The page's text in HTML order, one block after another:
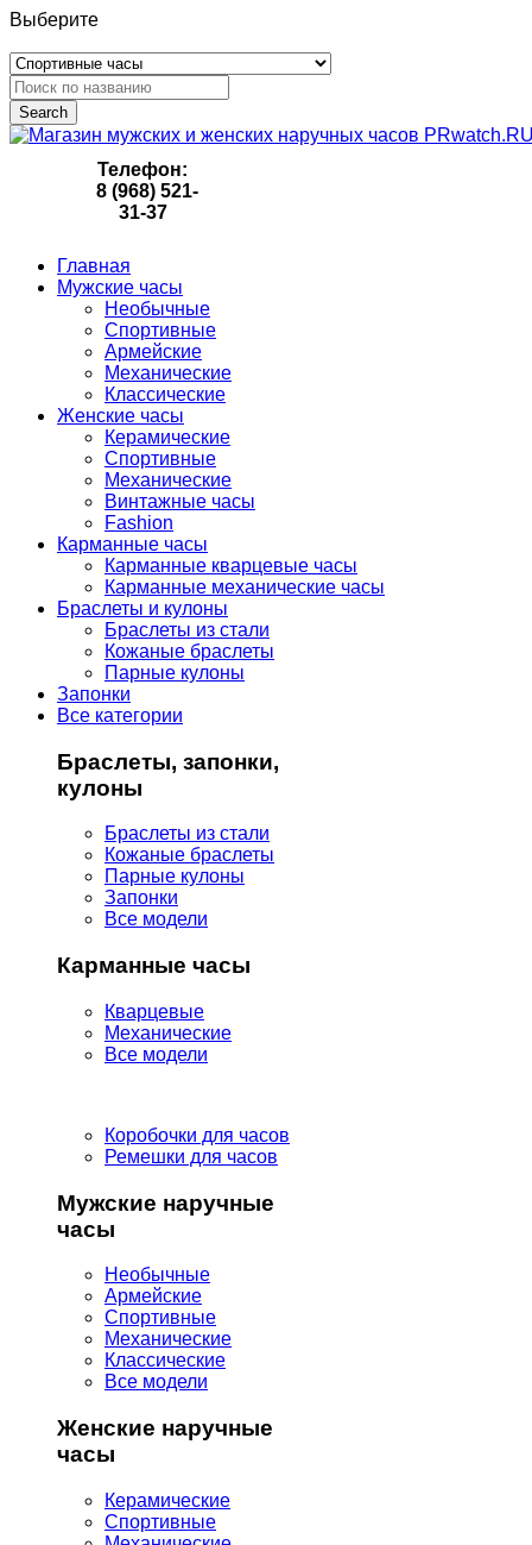
Выберите
Search
Телефон:
8 (968) 521-
31-37
Главная
Мужские часы
Необычные
Спортивные
Армейские
Механические
Классические
Женские часы
Керамические
Спортивные
Механические
Винтажные часы
Fashion
Карманные часы
Карманные кварцевые часы
Карманные механические часы
Браслеты и кулоны
Браслеты из стали
Кожаные браслеты
Парные кулоны
Запонки
Все категории
Браслеты, запонки,
кулоны
Браслеты из стали
Кожаные браслеты
Парные кулоны
Запонки
Все модели
Карманные часы
Кварцевые
Механические
Все модели
Коробочки для часов
Ремешки для часов
Мужские наручные
часы
Необычные
Армейские
Спортивные
Механические
Классические
Все модели
Женские наручные
часы
Керамические
Спортивные